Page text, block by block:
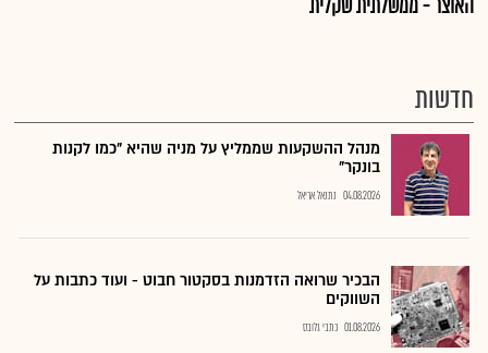
חדשות
מנהל ההשקעות שממליץ על מניה שהיא "כמו לקנות
בונקר"
04.08.2026 נתנאל אריאל
הבכיר שרואה הזדמנות בסקטור חבוט - ועוד כתבות על
השווקים
01.08.2026 כתבי גלובס